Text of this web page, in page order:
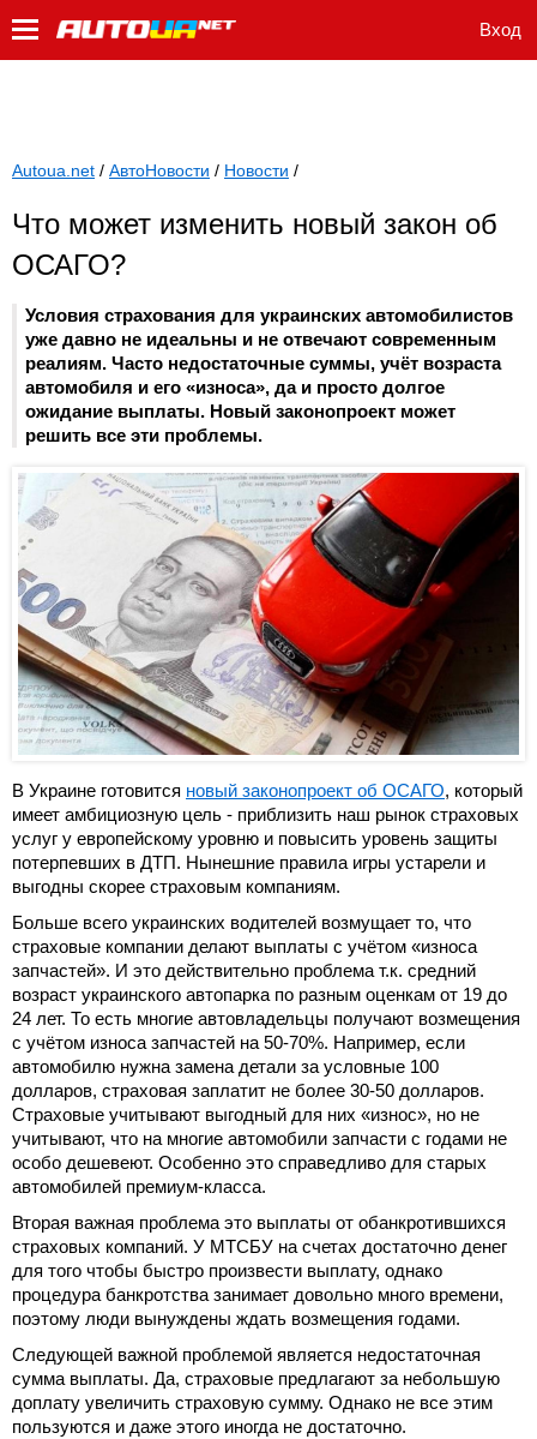
Вход
Autoua.net / АвтоНовости / Новости /
Что может изменить новый закон об
ОСАГО?
Условия страхования для украинских автомобилистов
уже давно не идеальны и не отвечают современным
реалиям. Часто недостаточные суммы, учёт возраста
автомобиля и его «износа», да и просто долгое
ожидание выплаты. Новый законопроект может
решить все эти проблемы.
В Украине готовится новый законопроект об ОСАГО, который
имеет амбициозную цель - приблизить наш рынок страховых
услуг у европейскому уровню и повысить уровень защиты
потерпевших в ДТП. Нынешние правила игры устарели и
выгодны скорее страховым компаниям.
Больше всего украинских водителей возмущает то, что
страховые компании делают выплаты с учётом «износа
запчастей». И это действительно проблема т.к. средний
возраст украинского автопарка по разным оценкам от 19 до
24 лет. То есть многие автовладельцы получают возмещения
с учётом износа запчастей на 50-70%. Например, если
автомобилю нужна замена детали за условные 100
долларов, страховая заплатит не более 30-50 долларов.
Страховые учитывают выгодный для них «износ», но не
учитывают, что на многие автомобили запчасти с годами не
особо дешевеют. Особенно это справедливо для старых
автомобилей премиум-класса.
Вторая важная проблема это выплаты от обанкротившихся
страховых компаний. У МТСБУ на счетах достаточно денег
для того чтобы быстро произвести выплату, однако
процедура банкротства занимает довольно много времени,
поэтому люди вынуждены ждать возмещения годами.
Следующей важной проблемой является недостаточная
сумма выплаты. Да, страховые предлагают за небольшую
доплату увеличить страховую сумму. Однако не все этим
пользуются и даже этого иногда не достаточно.